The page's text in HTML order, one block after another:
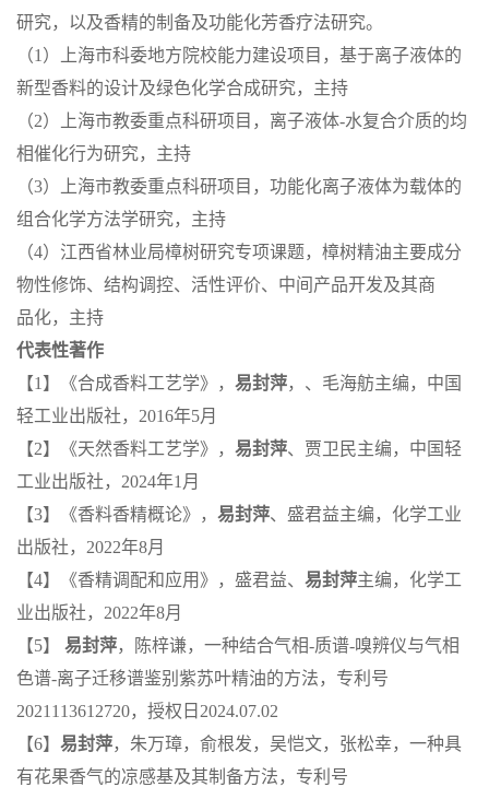
研究，以及香精的制备及功能化芳香疗法研究。
（1）上海市科委地方院校能力建设项目，基于离子液体的
新型香料的设计及绿色化学合成研究，主持
（2）上海市教委重点科研项目，离子液体-水复合介质的均
相催化行为研究，主持
（3）上海市教委重点科研项目，功能化离子液体为载体的
组合化学方法学研究，主持
（4）江西省林业局樟树研究专项课题，樟树精油主要成分
物性修饰、结构调控、活性评价、中间产品开发及其商
品化，主持
代表性著作
【1】《合成香料工艺学》， 易封萍，、毛海舫主编，中国
轻工业出版社，2016年5月
【2】《天然香料工艺学》， 易封萍、贾卫民主编，中国轻
工业出版社，2024年1月
【3】《香料香精概论》， 易封萍、盛君益主编，化学工业
出版社，2022年8月
【4】《香精调配和应用》，盛君益、 易封萍主编，化学工
业出版社，2022年8月
【5】 易封萍，陈梓谦，一种结合气相-质谱-嗅辨仪与气相
色谱-离子迁移谱鉴别紫苏叶精油的方法，专利号
2021113612720，授权日2024.07.02
【6】 易封萍，朱万璋，俞根发，吴恺文，张松幸，一种具
有花果香气的凉感基及其制备方法，专利号